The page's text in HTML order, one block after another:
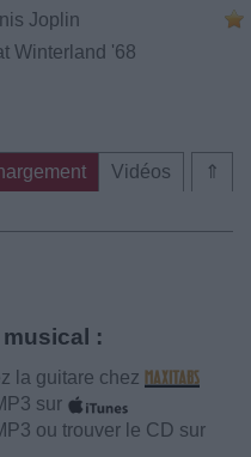
Joplin
Winterland '68
⇑
Vidéos
:
la guitare chez
sur
ou trouver le CD sur